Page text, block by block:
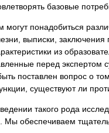
базовые
понадобиться
выписки,
из
перед
поставлен вопрос о
существуют ли
такого рода
Мы обеспечиваем